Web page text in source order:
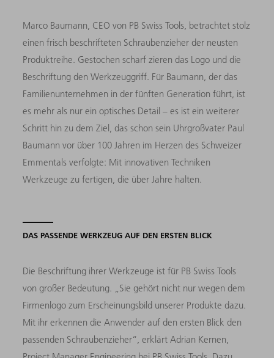
Marco Baumann, CEO von PB Swiss Tools, betrachtet stolz
einen frisch beschrifteten Schraubenzieher der neusten
Produktreihe. Gestochen scharf zieren das Logo und die
Beschriftung den Werkzeuggriff. Für Baumann, der das
Familienunternehmen in der fünften Generation führt, ist
es mehr als nur ein optisches Detail – es ist ein weiterer
Schritt hin zu dem Ziel, das schon sein Uhrgroßvater Paul
Baumann vor über 100 Jahren im Herzen des Schweizer
Emmentals verfolgte: Mit innovativen Techniken
Werkzeuge zu fertigen, die über Jahre halten.
DAS PASSENDE WERKZEUG AUF DEN ERSTEN BLICK
Die Beschriftung ihrer Werkzeuge ist für PB Swiss Tools
von großer Bedeutung. „Sie gehört nicht nur wegen dem
Firmenlogo zum Erscheinungsbild unserer Produkte dazu.
Mit ihr erkennen die Anwender auf den ersten Blick den
passenden Schraubenzieher“, erklärt Adrian Kernen,